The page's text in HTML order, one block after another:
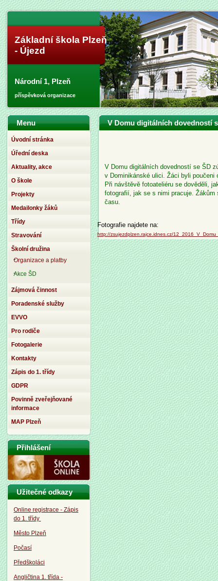
Základní škola Plzeň
- Újezd
Národní 1, Plzeň
příspěvková organizace
V Domu digitálních dovedností
V Domu digitálních dovedností se ŠD
v Dominikánské ulici. Žáci byli
Při návštěvě fotoateliéru se dověděli,
fotografií, jak se s nimi pracuje.
času.
Fotografie najdete na:
http://zsujezdplzen.rajce.idnes.cz/
Menu
Úvodní stránka
Úřední deska
Aktuality, akce
O škole
Projekty
Medailonky žáků
Třídy
Stravování
Školní družina
Organizace a platby
Akce ŠD
Zájmová činnost
Poradenské služby
EVVO
Pro rodiče
Fotogalerie
Kontakty
Zápis do 1. třídy
GDPR
Povinně zveřejňované
informace
MAP Plzeň
Přihlášení
Užitečné odkazy
Online registrace - Zápis
do 1. třídy
Město Plzeň
Počasí
Předškoláci
Angličtina 1. třída -